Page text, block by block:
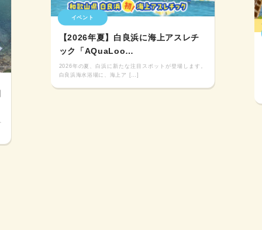
イベント
【2026年夏】白良浜に海上アスレチ
ック「AQuaLoo…
2026年の夏、白浜に新たな注目スポットが登場します。
白良浜海水浴場に、海上ア […]